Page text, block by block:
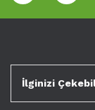
İlginizi